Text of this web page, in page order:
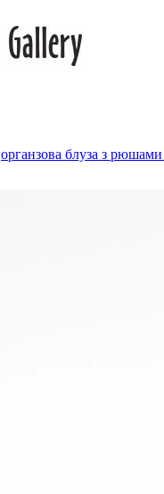
органзова блуза з